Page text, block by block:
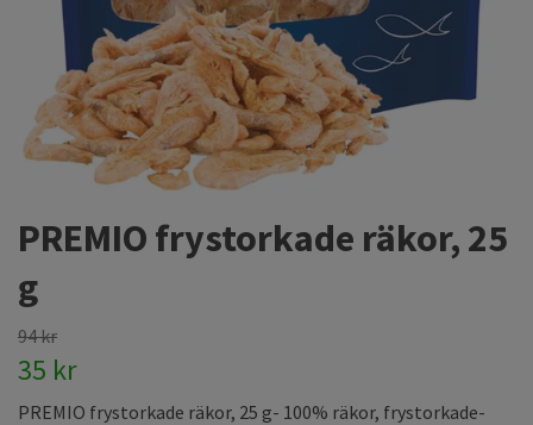
PREMIO frystorkade räkor, 25
g
94 kr
35 kr
PREMIO frystorkade räkor, 25 g- 100% räkor, frystorkade-